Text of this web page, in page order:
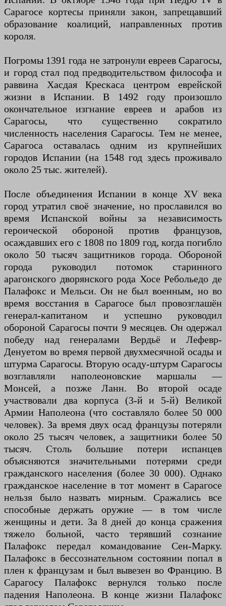
Сарагосе кортесы приняли закон, запрещавший
образование коалиций, направленных против
короля.
Погромы 1391 года не затронули евреев Сарагосы,
и город стал под предводительством философа и
раввина Хасдая Крескаса центром еврейской
жизни в Испании. В 1492 году произошло
окончательное изгнание евреев и арабов из
Сарагосы, что существенно сократило
численность населения Сарагосы. Тем не менее,
Сарагоса оставалась одним из крупнейших
городов Испании (на 1548 год здесь проживало
около 25 тыс. жителей).
После объединения Испании в конце XV века
город утратил своё значение, но прославился во
время Испанской войны за независимость
героической обороной против французов,
осаждавших его с 1808 по 1809 год, когда погибло
около 50 тысяч защитников города. Обороной
города руководил потомок старинного
арагонского дворянского рода Хосе Ребольедо де
Палафокс и Мельси. Он не был военным, но во
время восстания в Сарагосе был провозглашён
генерал-капитаном и успешно руководил
обороной Сарагосы почти 9 месяцев. Он одержал
победу над генералами Вердьё и Лефевр-
Денуетом во время первой двухмесячной осады и
штурма Сарагосы. Вторую осаду-штурм Сарагосы
возглавляли наполеоновские маршалы —
Монсей, а позже Ланн. Во второй осаде
участвовали два корпуса (3-й и 5-й) Великой
Армии Наполеона (что составляло более 50 000
человек). За время двух осад французы потеряли
около 25 тысяч человек, а защитники более 50
тысяч. Столь большие потери испанцев
объясняются значительными потерями среди
гражданского населения (более 30 000). Однако
гражданское население в тот момент в Сарагосе
нельзя было назвать мирным. Сражались все
способные держать оружие — в том числе
женщины и дети. За 8 дней до конца сражения
тяжело больной, часто терявший сознание
Палафокс передал командование Сен-Марку.
Палафокс в бессознательном состоянии попал в
плен к французам и был вывезен во Францию. В
Сарагосу Палафокс вернулся только после
падения Наполеона. В конце жизни Палафокс